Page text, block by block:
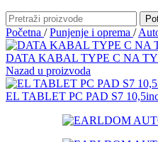
Početna / Punjenje i oprema /
DATA KABAL TYPE C NA
Nazad u proizvoda
EL TABLET PC PAD S7